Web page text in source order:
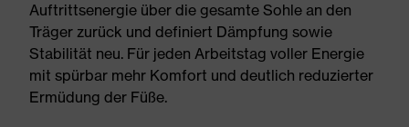
Auftrittsenergie über die gesamte Sohle an den
Träger zurück und definiert Dämpfung sowie
Stabilität neu. Für jeden Arbeitstag voller Energie
mit spürbar mehr Komfort und deutlich reduzierter
Ermüdung der Füße.